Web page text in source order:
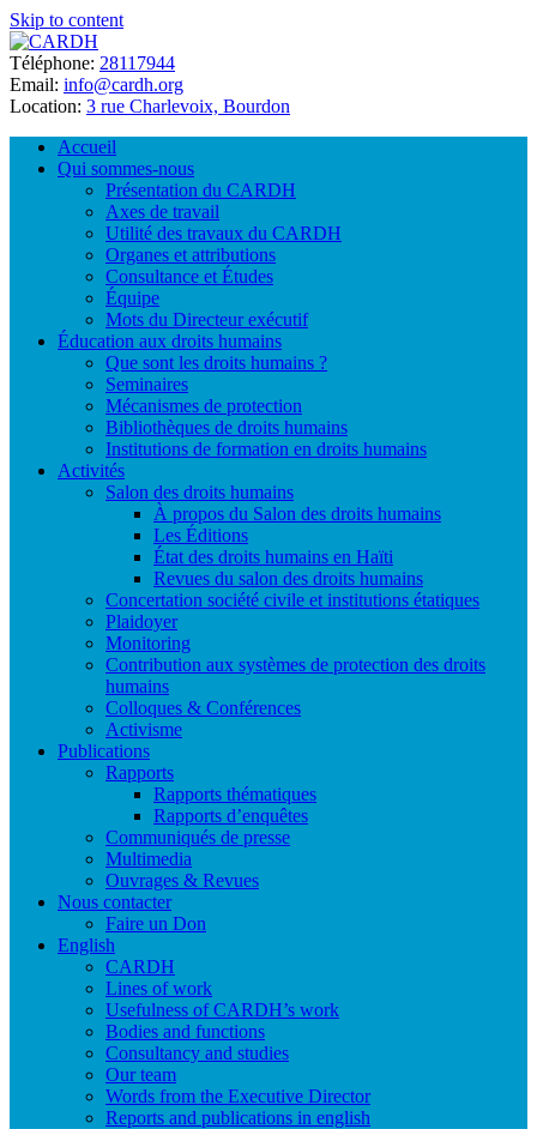
Skip to content
Téléphone: 28117944
Email: info@cardh.org
Location: 3 rue Charlevoix, Bourdon
Accueil
Qui sommes-nous
Présentation du CARDH
Axes de travail
Utilité des travaux du CARDH
Organes et attributions
Consultance et Études
Équipe
Mots du Directeur exécutif
Éducation aux droits humains
Que sont les droits humains ?
Seminaires
Mécanismes de protection
Bibliothèques de droits humains
Institutions de formation en droits humains
Activités
Salon des droits humains
À propos du Salon des droits humains
Les Éditions
État des droits humains en Haïti
Revues du salon des droits humains
Concertation société civile et institutions étatiques
Plaidoyer
Monitoring
Contribution aux systèmes de protection des droits
humains
Colloques & Conférences
Activisme
Publications
Rapports
Rapports thématiques
Rapports d’enquêtes
Communiqués de presse
Multimedia
Ouvrages & Revues
Nous contacter
Faire un Don
English
CARDH
Lines of work
Usefulness of CARDH’s work
Bodies and functions
Consultancy and studies
Our team
Words from the Executive Director
Reports and publications in english